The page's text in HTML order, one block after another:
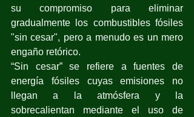
su compromiso para eliminar
gradualmente los combustibles fósiles
"sin cesar", pero a menudo es un mero
engaño retórico.
“Sin cesar” se refiere a fuentes de
energía fósiles cuyas emisiones no
llegan a la atmósfera y la
sobrecalientan mediante el uso de